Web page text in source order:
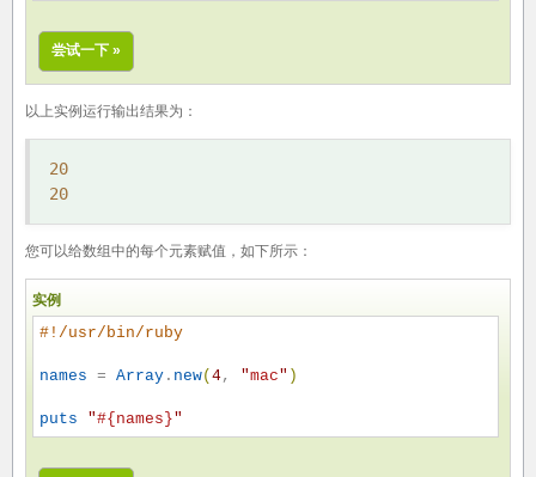
尝试一下 »
以上实例运行输出结果为：
20
20
您可以给数组中的每个元素赋值，如下所示：
实例
# !/usr/bin/ruby
names = Array . new( 4, "mac" )
puts "#{names}"